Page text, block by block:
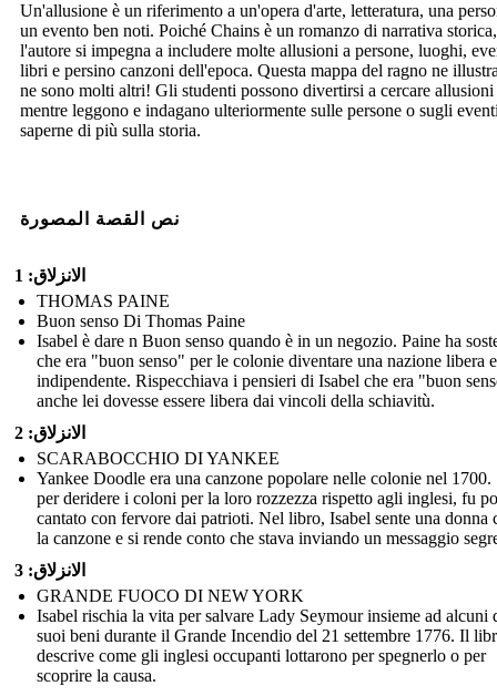
Un'allusione è un riferimento a un'opera d'arte, letteratura, una
un evento ben noti. Poiché Chains è un romanzo di narrativa storica,
l'autore si impegna a includere molte allusioni a persone, luoghi,
libri e persino canzoni dell'epoca. Questa mappa del ragno ne
ne sono molti altri! Gli studenti possono divertirsi a cercare allusioni
mentre leggono e indagano ulteriormente sulle persone o sugli
saperne di più sulla storia.
نص القصة المصورة
الانزلاق: 1
THOMAS PAINE
Buon senso Di Thomas Paine
Isabel è dare n Buon senso quando è in un negozio. Paine ha
che era "buon senso" per le colonie diventare una nazione libera e
indipendente. Rispecchiava i pensieri di Isabel che era "buon
anche lei dovesse essere libera dai vincoli della schiavitù.
الانزلاق: 2
SCARABOCCHIO DI YANKEE
Yankee Doodle era una canzone popolare nelle colonie nel 1700.
per deridere i coloni per la loro rozzezza rispetto agli inglesi, fu
cantato con fervore dai patrioti. Nel libro, Isabel sente una donna
la canzone e si rende conto che stava inviando un messaggio
الانزلاق: 3
GRANDE FUOCO DI NEW YORK
Isabel rischia la vita per salvare Lady Seymour insieme ad alcuni
suoi beni durante il Grande Incendio del 21 settembre 1776. Il
descrive come gli inglesi occupanti lottarono per spegnerlo o per
scoprire la causa.